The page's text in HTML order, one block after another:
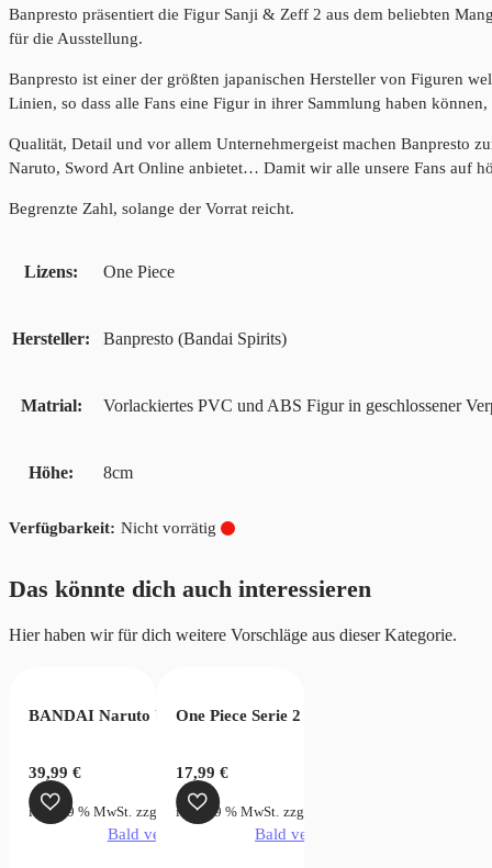
Banpresto präsentiert die Figur Sanji & Zeff 2 aus dem beliebten
für die Ausstellung.
Banpresto ist einer der größten japanischen Hersteller von Figuren
Linien, so dass alle Fans eine Figur in ihrer Sammlung haben
Qualität, Detail und vor allem Unternehmergeist machen Banpresto
Naruto, Sword Art Online anbietet… Damit wir alle unsere Fans auf
Begrenzte Zahl, solange der Vorrat reicht.
Lizens One Piece
Hersteller Banpresto (Bandai Spirits)
Matrial Vorlackiertes PVC und ABS Figur in geschlossener
Höhe 8cm
Nicht vorrätig
Das könnte dich auch interessieren
Hier haben wir für dich weitere Vorschläge aus dieser Kategorie.
BANDAI Naruto Uzumaki
39,99€
inkl. 19 % MwSt. zzgl. Versandkosten
Bald verfügbar
One Piece Serie 2 – Freeny’s Hidden
17,99€
inkl. 19 % MwSt. zzgl.
Bald verfügbar